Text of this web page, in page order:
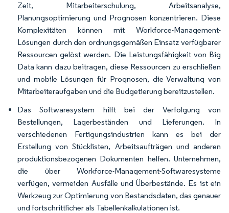
Zeit, Mitarbeiterschulung, Arbeitsanalyse,
Planungsoptimierung und Prognosen konzentrieren. Diese
Komplexitäten können mit Workforce-Management-
Lösungen durch den ordnungsgemäßen Einsatz verfügbarer
Ressourcen gelöst werden. Die Leistungsfähigkeit von Big
Data kann dazu beitragen, diese Ressourcen zu erschließen
und mobile Lösungen für Prognosen, die Verwaltung von
Mitarbeiteraufgaben und die Budgetierung bereitzustellen.
Das Softwaresystem hilft bei der Verfolgung von
Bestellungen, Lagerbeständen und Lieferungen. In
verschiedenen Fertigungsindustrien kann es bei der
Erstellung von Stücklisten, Arbeitsaufträgen und anderen
produktionsbezogenen Dokumenten helfen. Unternehmen,
die über Workforce-Management-Softwaresysteme
verfügen, vermeiden Ausfälle und Überbestände. Es ist ein
Werkzeug zur Optimierung von Bestandsdaten, das genauer
und fortschrittlicher als Tabellenkalkulationen ist.